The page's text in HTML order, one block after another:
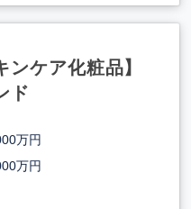
ンケア化粧品】
ド
万円
万円